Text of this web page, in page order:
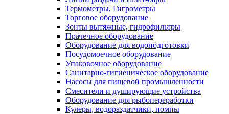
Термометры, Гигрометры
Торговое оборудование
Зонты вытяжные, гидрофильтры
Прачечное оборудование
Оборудование для водоподготовки
Посудомоечное оборудование
Упаковочное оборудование
Санитарно-гигиеническое оборудование
Насосы для пищевой промышленности
Смесители и душирующие устройства
Оборудование для рыбопереработки
Кулеры, водораздатчики, помпы